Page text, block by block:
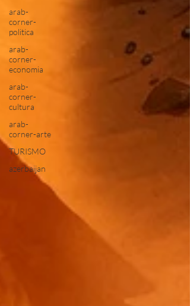
arab-
corner-
politica
arab-
corner-
economia
arab-
corner-
cultura
arab-
corner-arte
TURISMO
azerbaijan